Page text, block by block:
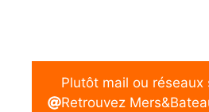
Plutôt mail ou réseaux
Retrouvez